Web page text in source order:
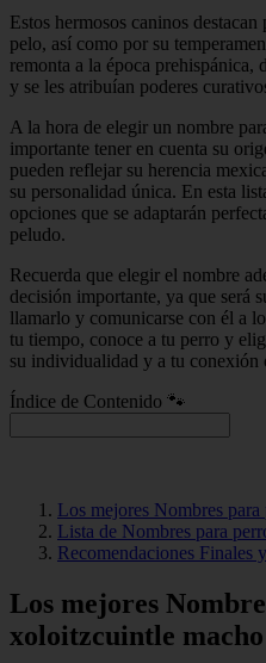
Estos hermosos caninos
pelo, así como por su
remonta a la época prehispánica,
y se les atribuían poderes
A la hora de elegir un nombre
importante tener en cuenta su
pueden reflejar su herencia
su personalidad única. En esta
opciones que se adaptarán
peludo.
Recuerda que elegir el nombre
decisión importante, ya que será
llamarlo y comunicarse con él a
tu tiempo, conoce a tu perro y
su individualidad y a tu conexión
Índice de Contenido 🐾
Los mejores Nombres
Lista de Nombres para
Recomendaciones Finales
Los mejores
xoloitzcuintle macho